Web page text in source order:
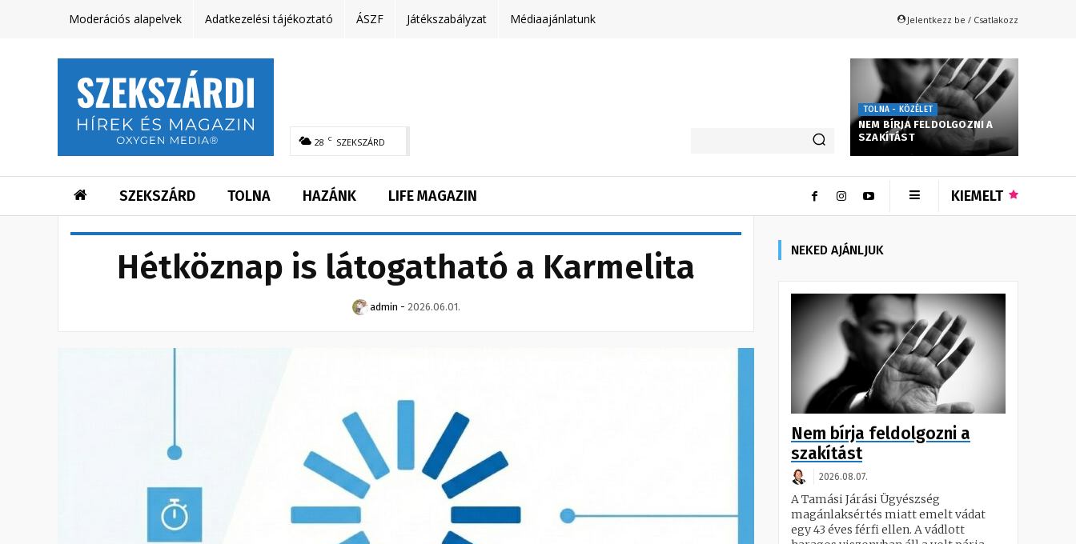
Moderációs alapelvek Adatkezelési tájékoztató ÁSZF Játékszabályzat Médiaajánlatunk Jelentkezz be / Csatlakozz
28 C SZEKSZÁRD
TOLNA - KÖZÉLET
NEM BÍRJA FELDOLGOZNI A
SZAKÍTÁST
SZEKSZÁRD TOLNA HAZÁNK LIFE MAGAZIN KIEMELT
Hétköznap is látogatható a Karmelita
admin - 2026.06.01.
NEKED AJÁNLJUK
Nem bírja feldolgozni a
szakítást
2026.08.07.
A Tamási Járási Ügyészség
magánlaksértés miatt emelt vádat
egy 43 éves férfi ellen. A vádlott